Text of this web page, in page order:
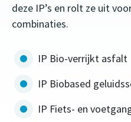
deze IP’s en rolt ze uit
combinaties.
IP Bio-verrijkt asfalt
IP Biobased
IP Fiets- en